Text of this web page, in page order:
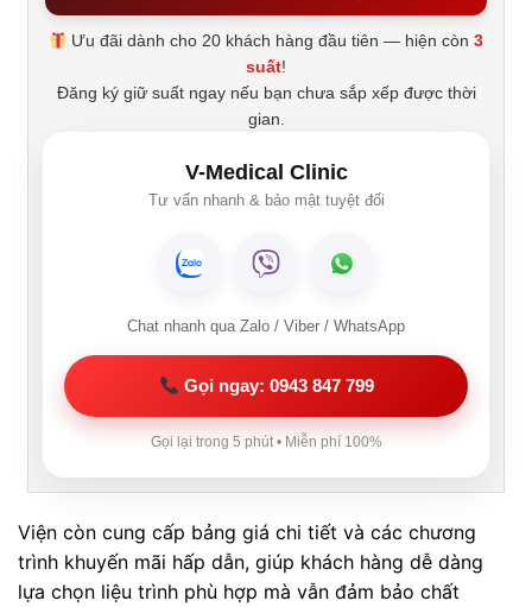
Ưu đãi dành cho 20 khách hàng đầu tiên — hiện còn3
suất!
Đăng ký giữ suất ngay nếu bạn chưa sắp xếp được thời
gian.
V-Medical Clinic
Tư vấn nhanh & bảo mật tuyệt đối
Chat nhanh qua Zalo / Viber / WhatsApp
Gọi ngay: 0943 847 799
Gọi lại trong 5 phút • Miễn phí 100%
Viện còn cung cấp bảng giá chi tiết và các chương
trình khuyến mãi hấp dẫn, giúp khách hàng dễ dàng
lựa chọn liệu trình phù hợp mà vẫn đảm bảo chất